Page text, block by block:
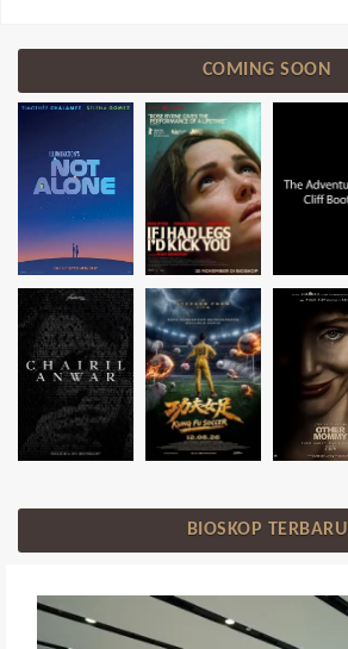
COMING SOON
BIOSKOP TERBARU